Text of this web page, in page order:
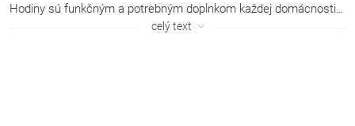
Hodiny sú funkčným a potrebným doplnkomkaždej domácnosti. Môžu však byť aj
celý text